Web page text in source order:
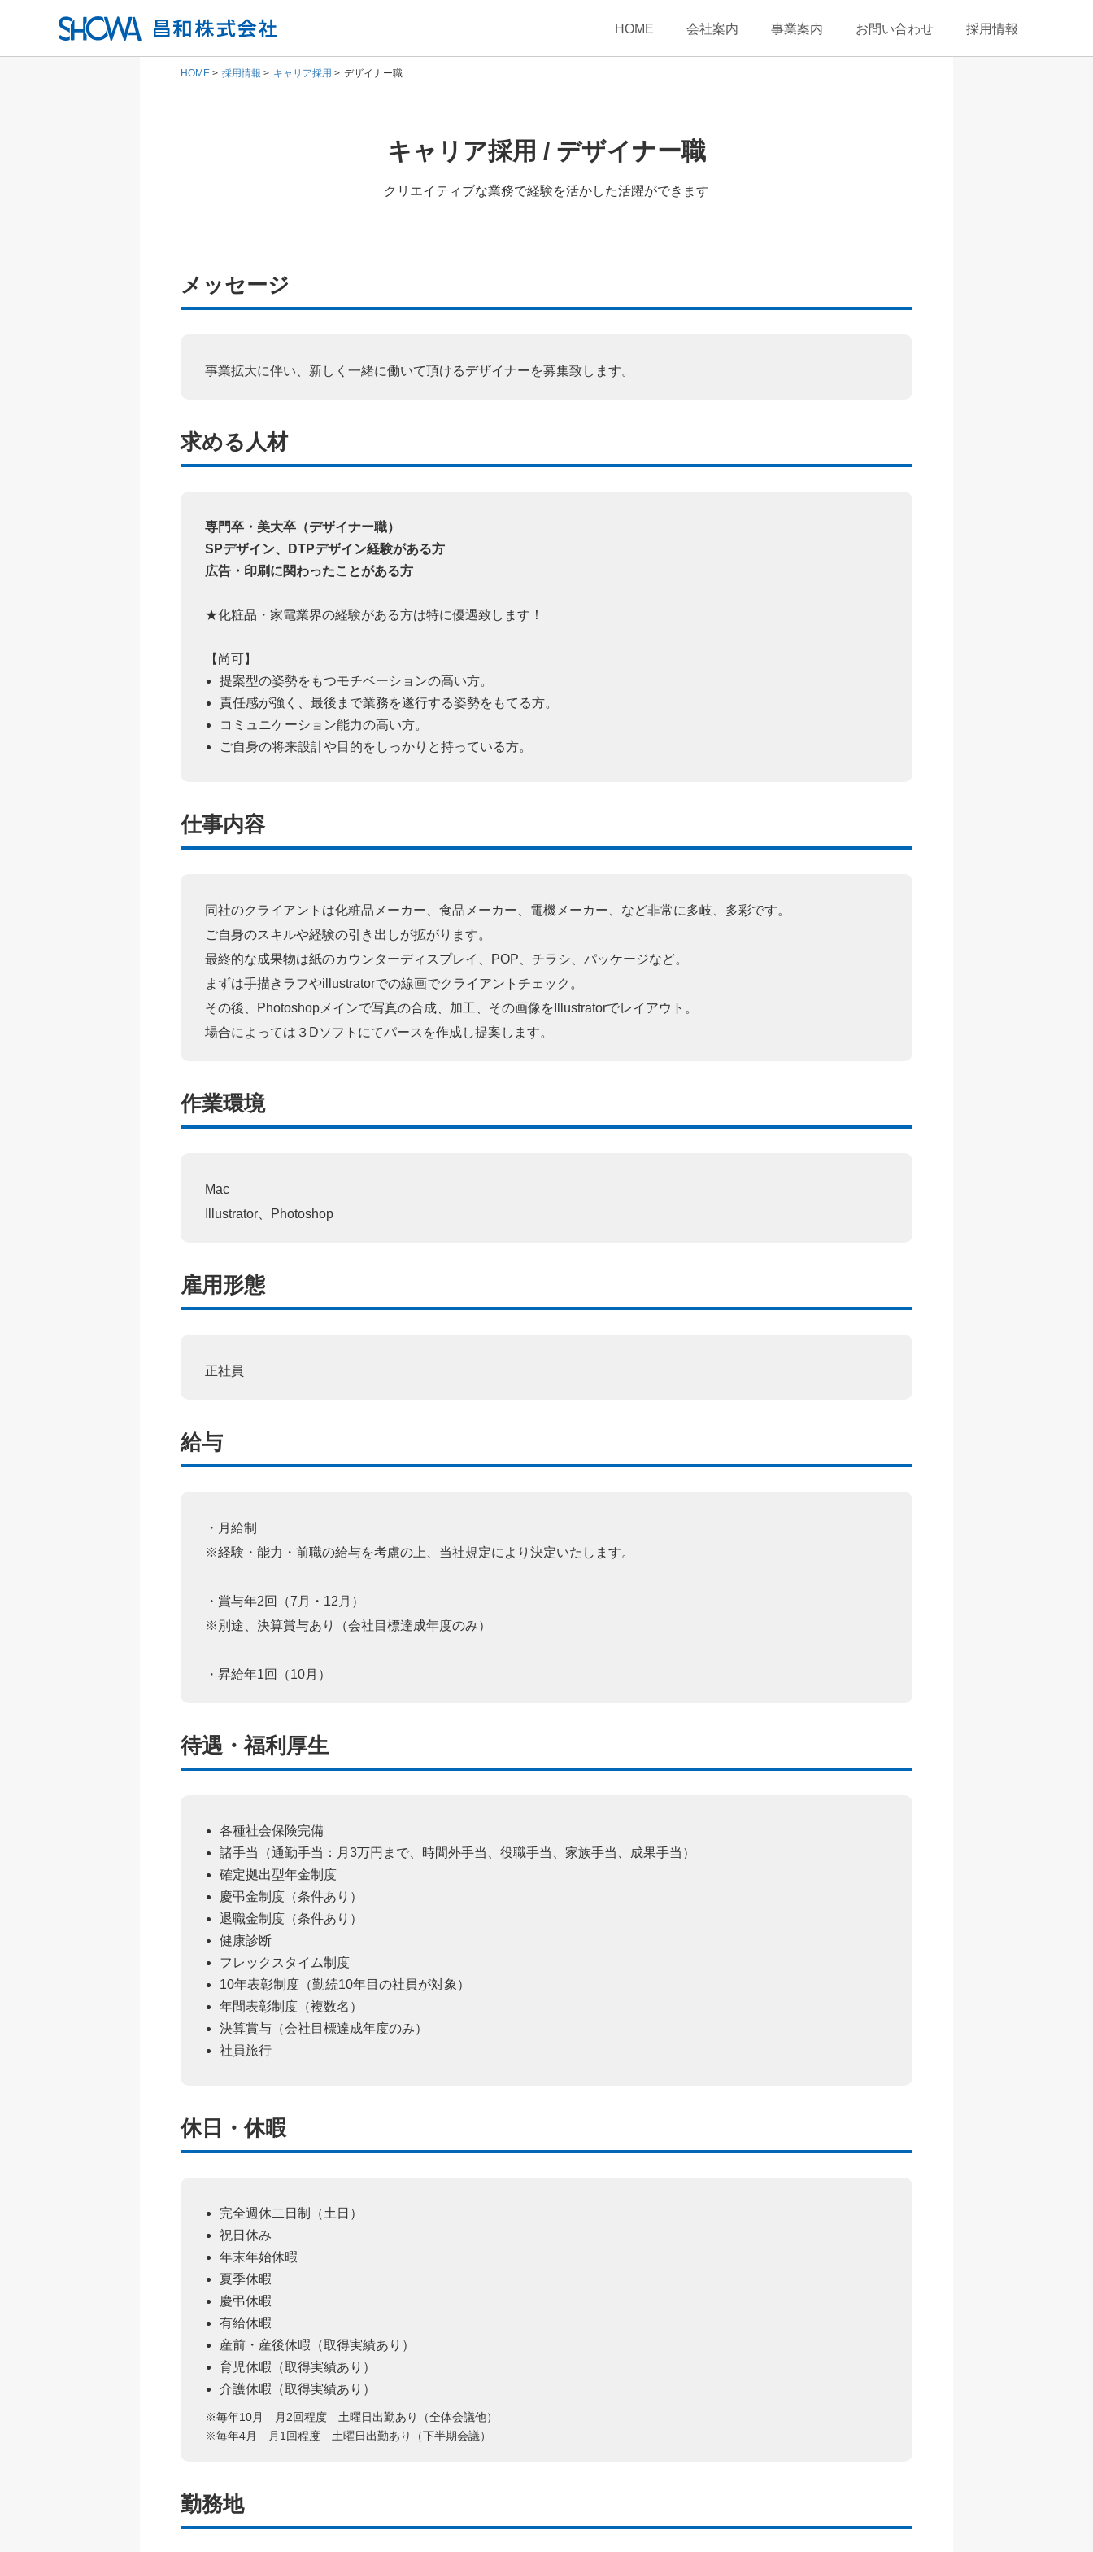
HOME 会社案内 事業案内 お問い合わせ 採用情報
HOME 採用情報 キャリア採用 デザイナー職
キャリア採用 / デザイナー職
クリエイティブな業務で経験を活かした活躍ができます
メッセージ
事業拡大に伴い、新しく一緒に働いて頂けるデザイナーを募集致します。
求める人材
専門卒・美大卒（デザイナー職）
SPデザイン、DTPデザイン経験がある方
広告・印刷に関わったことがある方
★化粧品・家電業界の経験がある方は特に優遇致します！
【尚可】
提案型の姿勢をもつモチベーションの高い方。
責任感が強く、最後まで業務を遂行する姿勢をもてる方。
コミュニケーション能力の高い方。
ご自身の将来設計や目的をしっかりと持っている方。
仕事内容
同社のクライアントは化粧品メーカー、食品メーカー、電機メーカー、など非常に多岐、多彩です。
ご自身のスキルや経験の引き出しが拡がります。
最終的な成果物は紙のカウンターディスプレイ、POP、チラシ、パッケージなど。
まずは手描きラフやillustratorでの線画でクライアントチェック。
その後、Photoshopメインで写真の合成、加工、その画像をIllustratorでレイアウト。
場合によっては３Dソフトにてパースを作成し提案します。
作業環境
Mac
Illustrator、Photoshop
雇用形態
正社員
給与
・月給制
※経験・能力・前職の給与を考慮の上、当社規定により決定いたします。
・賞与年2回（7月・12月）
※別途、決算賞与あり（会社目標達成年度のみ）
・昇給年1回（10月）
待遇・福利厚生
各種社会保険完備
諸手当（通勤手当：月3万円まで、時間外手当、役職手当、家族手当、成果手当）
確定拠出型年金制度
慶弔金制度（条件あり）
退職金制度（条件あり）
健康診断
フレックスタイム制度
10年表彰制度（勤続10年目の社員が対象）
年間表彰制度（複数名）
決算賞与（会社目標達成年度のみ）
社員旅行
休日・休暇
完全週休二日制（土日）
祝日休み
年末年始休暇
夏季休暇
慶弔休暇
有給休暇
産前・産後休暇（取得実績あり）
育児休暇（取得実績あり）
介護休暇（取得実績あり）
※毎年10月 月2回程度 土曜日出勤あり（全体会議他）
※毎年4月 月1回程度 土曜日出勤あり（下半期会議）
勤務地